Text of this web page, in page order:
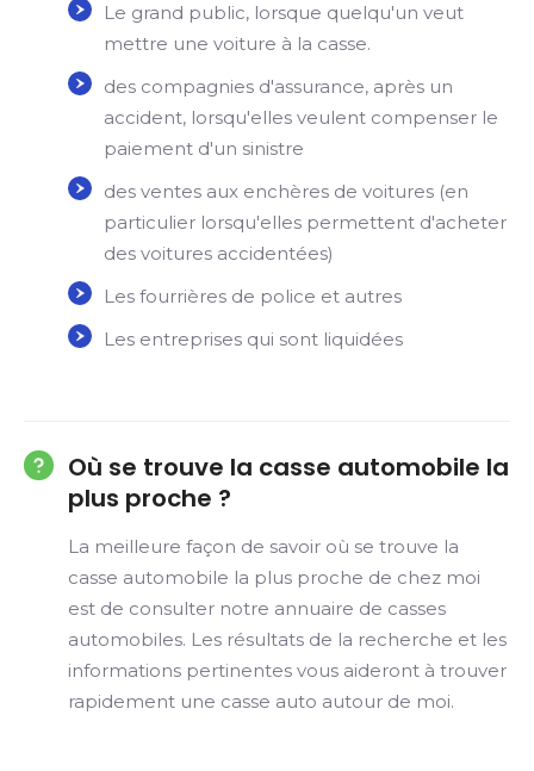
Le grand public, lorsque quelqu'un veut
mettre une voiture à la casse.
des compagnies d'assurance, après un
accident, lorsqu'elles veulent compenser le
paiement d'un sinistre
des ventes aux enchères de voitures (en
particulier lorsqu'elles permettent d'acheter
des voitures accidentées)
Les fourrières de police et autres
Les entreprises qui sont liquidées
Où se trouve la casse automobile la
plus proche ?
La meilleure façon de savoir où se trouve la
casse automobile la plus proche de chez moi
est de consulter notre annuaire de casses
automobiles. Les résultats de la recherche et les
informations pertinentes vous aideront à trouver
rapidement une casse auto autour de moi.